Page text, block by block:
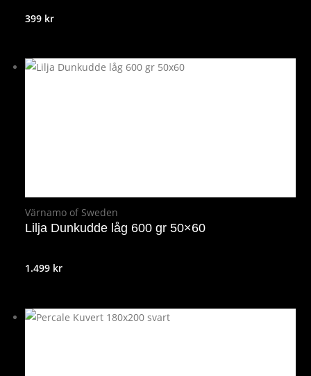
399 kr
Värnamo of Sweden
Lilja Dunkudde låg 600 gr 50×60
1.499 kr